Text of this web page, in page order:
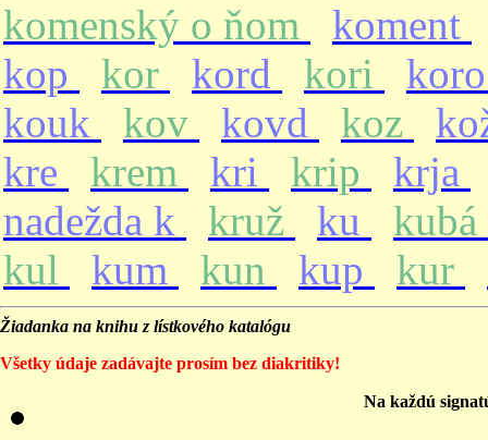
komenský o ňom
koment
kop
kor kord kori
kouk
kov kovd koz
kre
krem kri krip
krja
nadežda k
kruž ku
kubá
kul
kum kun kup kur
Žiadanka na knihu z lístkového katalógu
Všetky údaje zadávajte prosím bez diakritiky!
Na každú